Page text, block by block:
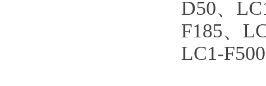
D50、
F185、
LC1-